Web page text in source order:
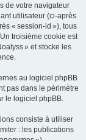
de votre navigateur
utilisateur (ci-après
« session-id »), tous
troisième cookie est
» et stocke les
au logiciel phpBB
pas dans le périmètre
le logiciel phpBB.
consiste à utiliser
: les publications